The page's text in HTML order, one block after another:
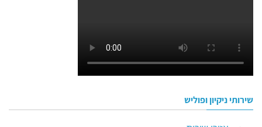
שירותי ניקיון ופוליש